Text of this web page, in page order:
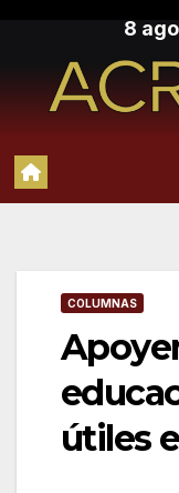
contenido
8
COLUMNAS
útiles